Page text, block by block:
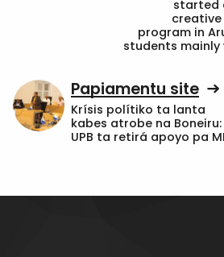
started
program in
students
Papiamentu site
Krísis polítiko ta lanta
kabes atrobe na Boneiru:
UPB ta retirá apoyo pa